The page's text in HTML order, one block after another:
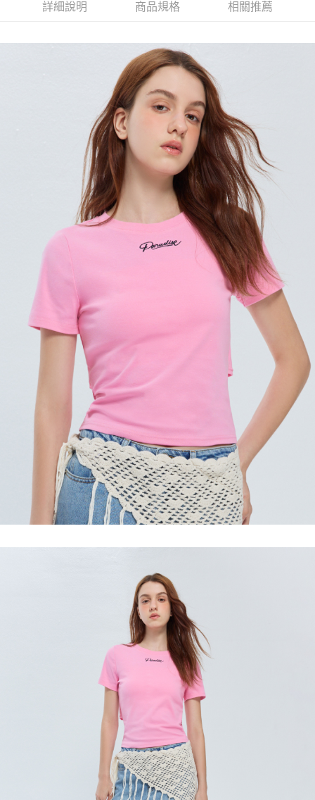
每筆NT$80，滿NT$2,000(含以上)免運費
每筆NT$80，滿NT$2,000(含以上)免運費
每筆NT$80，滿NT$2,000(含以上)免運費
每筆NT$80，滿NT$2,000(含以上)免運費
每筆NT$120，滿NT$2,000(含以上)免運費
每筆NT$400，滿NT$2,000(含以上)免運費
國家/地區配送 查看運費
詳細說明 商品規格 相關推薦